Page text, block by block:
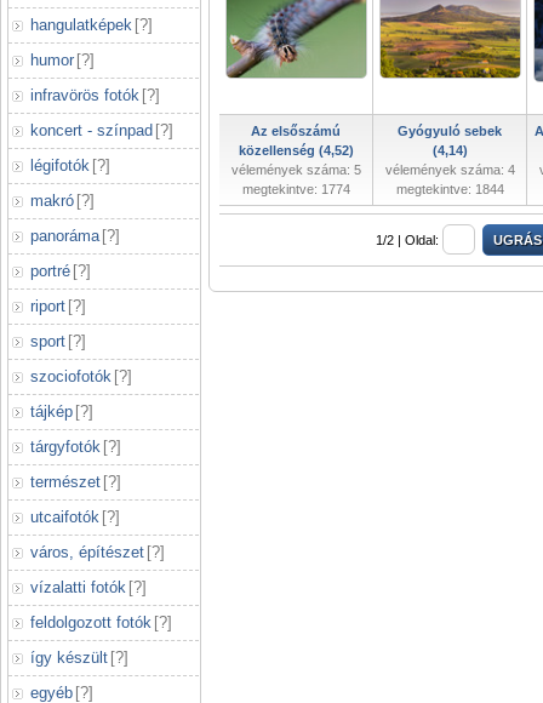
hangulatképek [?]
humor [?]
infravörös fotók [?]
koncert - színpad [?]
légifotók [?]
makró [?]
panoráma [?]
portré [?]
riport [?]
sport [?]
szociofotók [?]
tájkép [?]
tárgyfotók [?]
természet [?]
utcaifotók [?]
város, építészet [?]
vízalatti fotók [?]
feldolgozott fotók [?]
így készült [?]
egyéb [?]
Az elsőszámú
közellenség (4,52)
vélemények száma: 5
megtekintve: 1774
Gyógyuló sebek
(4,14)
vélemények száma: 4
megtekintve: 1844
1/2 | Oldal: